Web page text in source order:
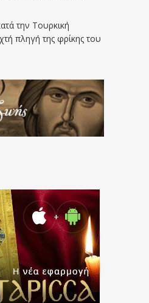
την Τουρκική
πληγή της φρίκης του